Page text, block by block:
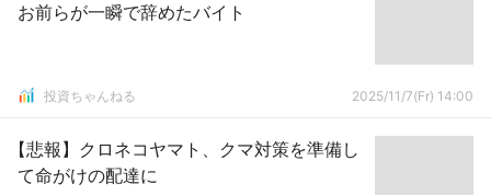
お前らが一瞬で辞めたバイト
投資ちゃんねる 2025/11/7(Fr) 14:00
【悲報】クロネコヤマト、クマ対策を準備し
て命がけの配達に